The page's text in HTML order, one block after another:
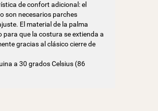
de confort adicional: el
son necesarios parches
El material de la palma
para que la costura se extienda a
gracias al clásico cierre de
a 30 grados Celsius (86